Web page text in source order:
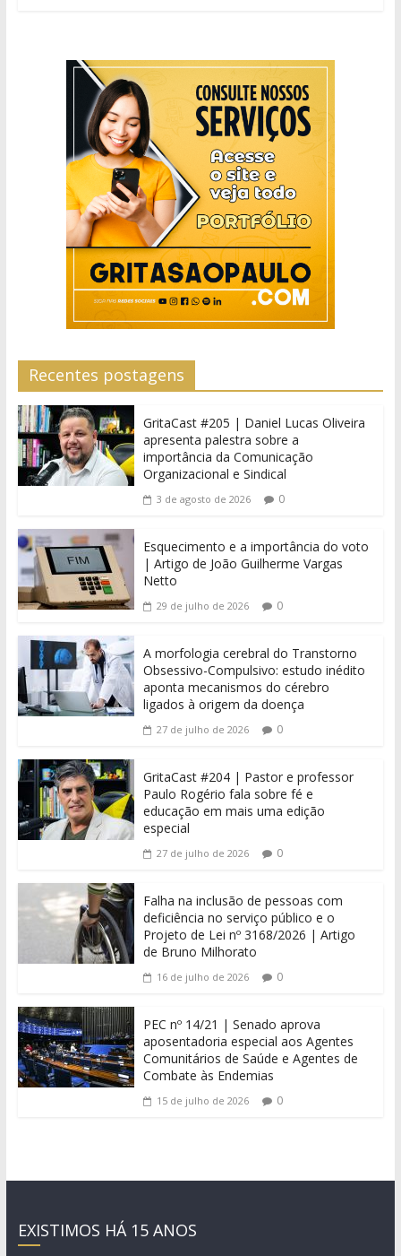
Recentes postagens
GritaCast #205 | Daniel Lucas Oliveira
apresenta palestra sobre a
importância da Comunicação
Organizacional e Sindical
3 de agosto de 2026 0
Esquecimento e a importância do voto
| Artigo de João Guilherme Vargas
Netto
29 de julho de 2026 0
A morfologia cerebral do Transtorno
Obsessivo-Compulsivo: estudo inédito
aponta mecanismos do cérebro
ligados à origem da doença
27 de julho de 2026 0
GritaCast #204 | Pastor e professor
Paulo Rogério fala sobre fé e
educação em mais uma edição
especial
27 de julho de 2026 0
Falha na inclusão de pessoas com
deficiência no serviço público e o
Projeto de Lei nº 3168/2026 | Artigo
de Bruno Milhorato
16 de julho de 2026 0
PEC nº 14/21 | Senado aprova
aposentadoria especial aos Agentes
Comunitários de Saúde e Agentes de
Combate às Endemias
15 de julho de 2026 0
EXISTIMOS HÁ 15 ANOS